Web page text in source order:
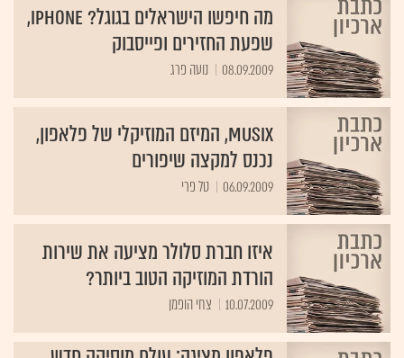
מה חיפשו הישראלים בגוגל? iPhone,
שפעת החזירים ופייסבוק
08.09.2009 נועה פרג
MUSIX, המיזם המוזיקלי של פלאפון,
נכנס למקצה שיפורים
06.09.2009 טל פרי
איזו חברת סלולר מציעה את שירות
הורדת המוזיקה הטוב ביותר?
10.07.2009 צחי הופמן